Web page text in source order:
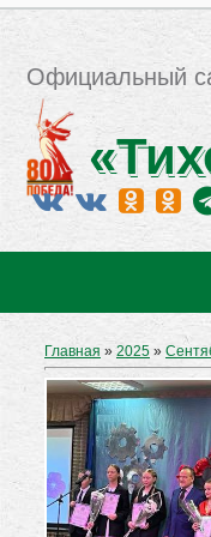
Официальный
Главная »2025 »